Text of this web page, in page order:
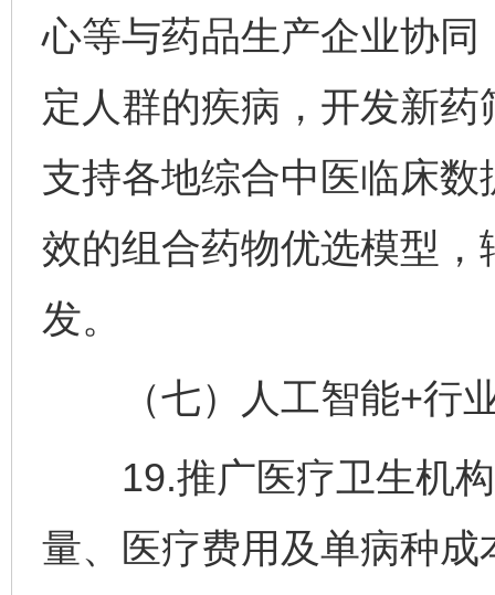
心等与药品生产企业协
定人群的疾病，开发新
支持各地综合中医临床
效的组合药物优选模型
发。
（七）人工智能+行
19.推广医疗卫生机构
量、医疗费用及单病种